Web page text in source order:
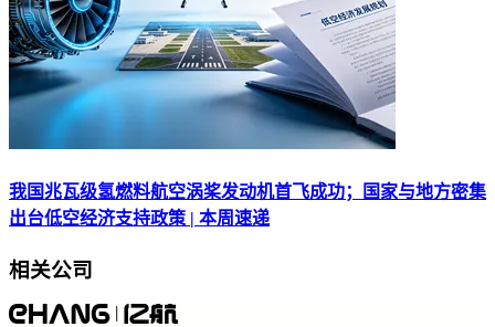
我国兆瓦级氢燃料航空涡桨发动机首飞成功；国家与地方密集
出台低空经济支持政策 | 本周速递
相关公司